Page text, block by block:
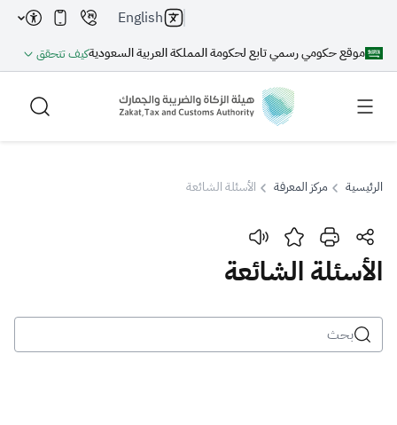
موقع حكومي رسمي تابع لحكومة المملكة العربية السعوديةكيف تتحقق
English
بحث
الرئيسية مركز المعرفة الأسئلة الشائعة
الأسئلة الشائعة